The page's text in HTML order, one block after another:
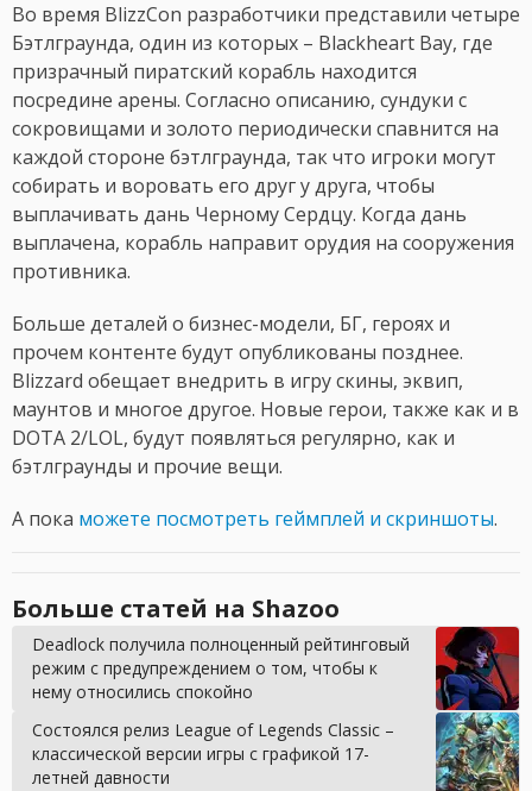
Во время BlizzCon разработчики представили четыре
Бэтлграунда, один из которых – Blackheart Bay, где
призрачный пиратский корабль находится
посредине арены. Согласно описанию, сундуки с
сокровищами и золото периодически спавнится на
каждой стороне бэтлграунда, так что игроки могут
собирать и воровать его друг у друга, чтобы
выплачивать дань Черному Сердцу. Когда дань
выплачена, корабль направит орудия на сооружения
противника.
Больше деталей о бизнес-модели, БГ, героях и
прочем контенте будут опубликованы позднее.
Blizzard обещает внедрить в игру скины, эквип,
маунтов и многое другое. Новые герои, также как и в
DOTA 2/LOL, будут появляться регулярно, как и
бэтлграунды и прочие вещи.
А пока можете посмотреть геймплей и скриншоты.
Больше статей на Shazoo
Deadlock получила полноценный рейтинговый
режим с предупреждением о том, чтобы к
нему относились спокойно
Состоялся релиз League of Legends Classic –
классической версии игры с графикой 17-
летней давности